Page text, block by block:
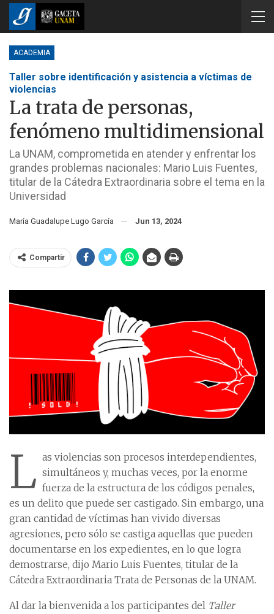
ACADEMIA
Taller sobre identificación y asistencia a víctimas de
violencias
La trata de personas,
fenómeno multidimensional
La UNAM, comprometida en atender y enfrentar los
grandes problemas nacionales: Mario Luis Fuentes,
titular de la Cátedra Extraordinaria sobre el tema en la
Universidad
María Guadalupe Lugo García Jun 13, 2024
Compartir
L as violencias son procesos interdependientes,
simultáneos y, muchas veces, por la enorme
fuerza de la estructura de los códigos penales,
es un delito que puede ser castigado. Sin embargo, una
gran cantidad de víctimas han vivido diversas
agresiones, pero sólo se castiga aquellas que pueden
documentarse en los expedientes, en lo que logra
demostrarse, dijo Mario Luis Fuentes, titular de la
Cátedra Extraordinaria Trata de Personas de la UNAM.
Al dar la bienvenida a los participantes del Taller